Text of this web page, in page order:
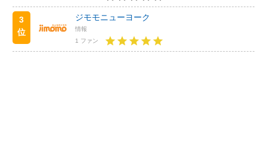
3
位
ジモモニューヨーク
情報
1 ファン